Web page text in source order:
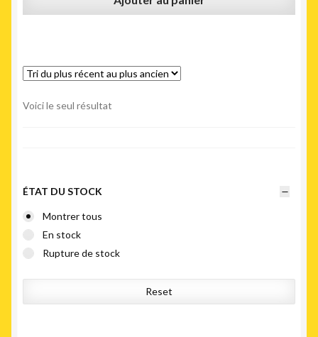
Voici le seul résultat
ÉTAT DU STOCK
Montrer tous
En stock
Rupture de stock
Reset